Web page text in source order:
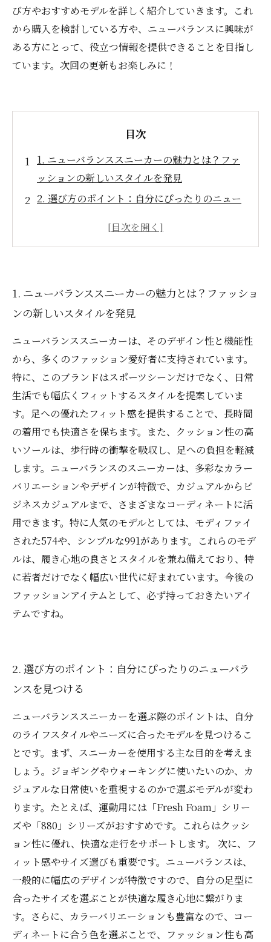
び方やおすすめモデルを詳しく紹介していきます。これ
から購入を検討している方や、ニューバランスに興味が
ある方にとって、役立つ情報を提供できることを目指し
ています。次回の更新もお楽しみに！
目次
1. ニューバランススニーカーの魅力とは？ファ
ッションの新しいスタイルを発見
2. 選び方のポイント：自分にぴったりのニュー
立させるスニーカー
5. これで決まり！あなたに最適なニューバラン
6. ニューバランススニーカーの人気が続く理由
とは？主要ポイントの解説
7. 次の一足を見つける：ニューバランススニー
カーの選び方まとめ
1. ニューバランススニーカーの魅力とは？ファッショ
ンの新しいスタイルを発見
ニューバランススニーカーは、そのデザイン性と機能性
から、多くのファッション愛好者に支持されています。
特に、このブランドはスポーツシーンだけでなく、日常
生活でも幅広くフィットするスタイルを提案していま
す。足への優れたフィット感を提供することで、長時間
の着用でも快適さを保ちます。また、クッション性の高
いソールは、歩行時の衝撃を吸収し、足への負担を軽減
します。ニューバランスのスニーカーは、多彩なカラー
バリエーションやデザインが特徴で、カジュアルからビ
ジネスカジュアルまで、さまざまなコーディネートに活
用できます。特に人気のモデルとしては、モディファイ
された574や、シンプルな991があります。これらのモデ
ルは、履き心地の良さとスタイルを兼ね備えており、特
に若者だけでなく幅広い世代に好まれています。今後の
ファッションアイテムとして、必ず持っておきたいアイ
テムですね。
2. 選び方のポイント：自分にぴったりのニューバラ
ンスを見つける
ニューバランススニーカーを選ぶ際のポイントは、自分
のライフスタイルやニーズに合ったモデルを見つけるこ
とです。まず、スニーカーを使用する主な目的を考えま
しょう。ジョギングやウォーキングに使いたいのか、カ
ジュアルな日常使いを重視するのかで選ぶモデルが変わ
ります。たとえば、運動用には「Fresh Foam」シリー
ズや「880」シリーズがおすすめです。これらはクッシ
ョン性に優れ、快適な走行をサポートします。 次に、フ
ィット感やサイズ選びも重要です。ニューバランスは、
一般的に幅広のデザインが特徴ですので、自分の足型に
合ったサイズを選ぶことが快適な履き心地に繋がりま
す。さらに、カラーバリエーションも豊富なので、コー
ディネートに合う色を選ぶことで、ファッション性も高